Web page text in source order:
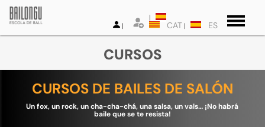
CAT ES
CURSOS
CURSOS DE BAILES DE SALÓN
Un fox, un rock, un cha-cha-chá, una salsa, un vals… ¡No habrá
baile que se te resista!